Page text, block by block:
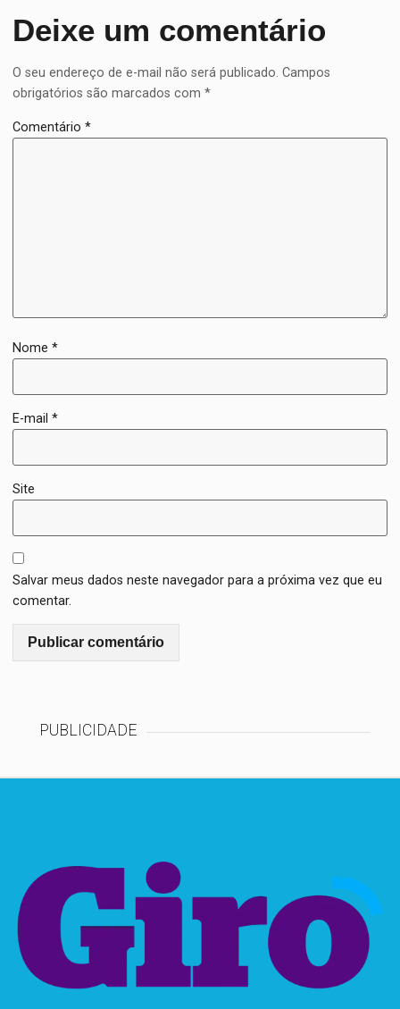
Deixe um comentário
O seu endereço de e-mail não será publicado. Campos
obrigatórios são marcados com*
Comentário*
Nome*
E-mail*
Site
Salvar meus dados neste navegador para a próxima vez que eu
comentar.
PUBLICIDADE